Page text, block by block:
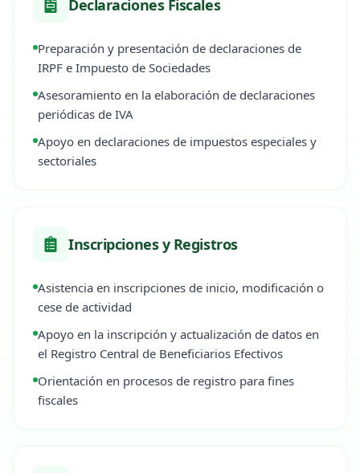
Declaraciones Fiscales
Preparación y presentación de declaraciones de
IRPF e Impuesto de Sociedades
Asesoramiento en la elaboración de declaraciones
periódicas de IVA
Apoyo en declaraciones de impuestos especiales y
sectoriales
Inscripciones y Registros
Asistencia en inscripciones de inicio, modificación o
cese de actividad
Apoyo en la inscripción y actualización de datos en
el Registro Central de Beneficiarios Efectivos
Orientación en procesos de registro para fines
fiscales